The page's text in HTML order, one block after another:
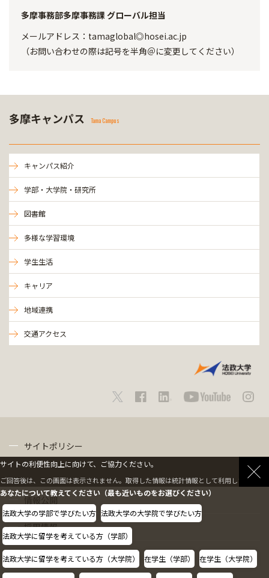
多摩事務部多摩事務課 グローバル担当
メールアドレス：tamaglobal◎hosei.ac.jp
（お問い合わせの際は記号を半角＠に変更してください）
多摩キャンパス Tama Campus
キャンパス紹介
学部・大学院・研究所
図書館
多様な学習環境
学生生活
キャリア
地域連携
交通アクセス
サイトポリシー
情報公開
採用情報
教職員の方へ
サイトの利便性向上に向けて、ご協力ください。
ご回答後は、この画面は表示されません。取得した情報は統計情報として利用します。
あなたについて教えてください（最も近いものをお選びください）
法政大学の学部で学びたい方 法政大学の大学院で学びたい方
法政大学に留学を考えている方（学部）
法政大学に留学を考えている方（大学院） 在学生（学部） 在学生（大学院）